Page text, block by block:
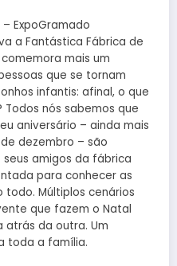
– ExpoGramado
a Fantástica Fábrica de
mais um
que se tornam
infantis: afinal, o que
nós sabemos que
aniversário – ainda mais
dezembro – são
seus amigos da fábrica
para conhecer as
Múltiplos cenários
que fazem o Natal
atrás da outra. Um
toda a família.